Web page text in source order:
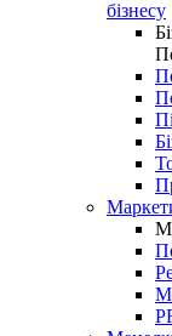
бізнесу